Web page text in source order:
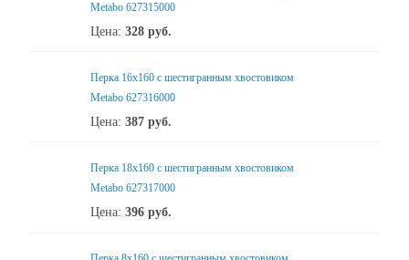
Metabo 627315000
Цена: 328 руб.
Перка 16x160 с шестигранным хвостовиком
Metabo 627316000
Цена: 387 руб.
Перка 18x160 с шестигранным хвостовиком
Metabo 627317000
Цена: 396 руб.